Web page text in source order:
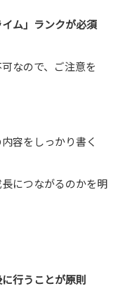
イム」ランクが必須
なので、ご注意を
容をしっかり書く
につながるのかを明
行うことが原則